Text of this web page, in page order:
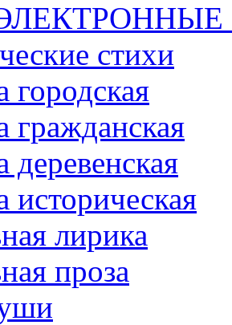
стихи
городская
гражданская
деревенская
историческая
лирика
проза